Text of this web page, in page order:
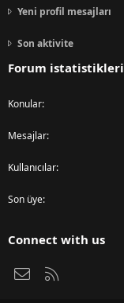
Yeni profil mesajları
Son aktivite
Forum istatistikleri
Konular
Mesajlar
Kullanıcılar
Son üye
Connect with us
Bize ulaşın